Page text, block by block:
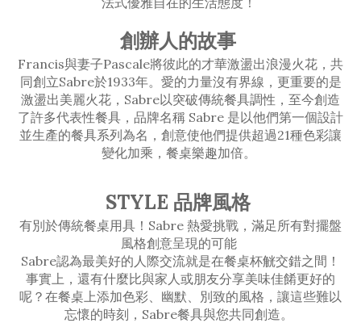
創辦人的故事
Francis與妻子Pascale將彼此的才華激盪出浪漫火花，共
同創立Sabre於1933年。愛的力量沒有界線，更重要的是
激盪出美麗火花，Sabre以突破傳統餐具調性，至今創造
了許多代表性餐具，品牌名稱 Sabre 是以他們第一個設計
並生產的餐具系列為名，創意使他們提供超過21種色彩讓
變化加乘，餐桌樂趣加倍。
STYLE 品牌風格
有別於傳統餐桌用具！Sabre 熱愛挑戰，滿足所有對擺盤
風格創意呈現的可能
Sabre認為最美好的人際交流就是在餐桌杯觥交錯之間！
事實上，還有什麼比與家人或朋友分享美味佳餚更好的
呢？在餐桌上添加色彩、幽默、別致的風格，讓這些難以
忘懷的時刻，Sabre餐具與您共同創造。